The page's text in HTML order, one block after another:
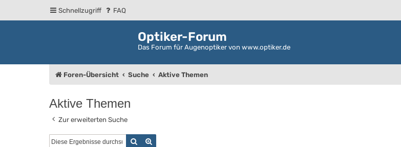
Schnellzugriff FAQ
Optiker-Forum
Das Forum für Augenoptiker von www.optiker.de
Foren-Übersicht Suche Aktive Themen
Aktive Themen
Zur erweiterten Suche
Suche